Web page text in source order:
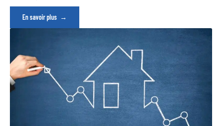
En savoir plus